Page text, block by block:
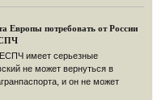
Европы потребовать от России
имеет серьезные
не может вернуться в
и он не может